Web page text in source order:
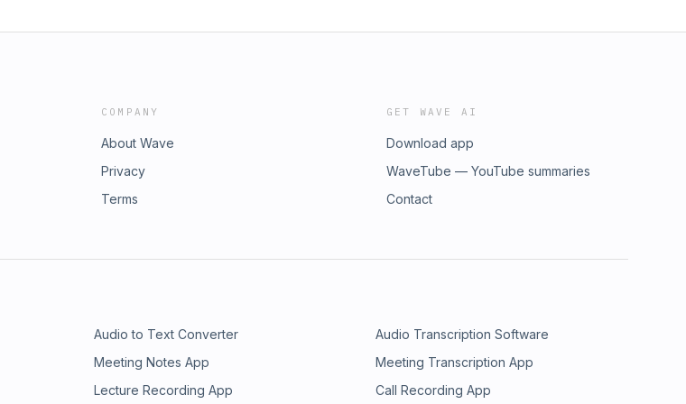
COMPANY
About Wave
Privacy
Terms
GET WAVE AI
Download app
WaveTube — YouTube summaries
Contact
Audio to Text Converter
Audio Transcription Software
Meeting Notes App
Meeting Transcription App
Lecture Recording App Call Recording App